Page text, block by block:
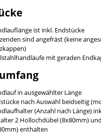
ist inkl. Endstücke
sind angefräst (keine
mit geraden
in ausgewählter Länge
nach Auswahl beidseitig
(Anzahl nach Länge)
2 Hollochdübel (8x80mm)
enthalten